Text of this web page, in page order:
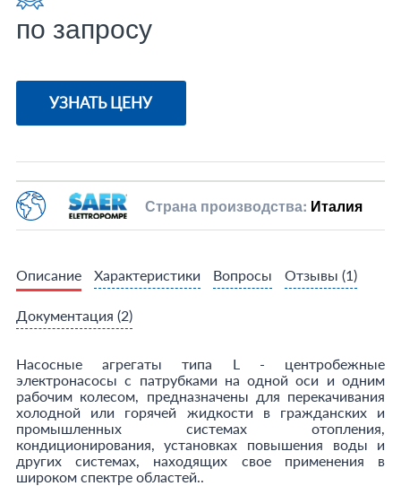
по запросу
УЗНАТЬ ЦЕНУ
Страна производства: Италия
Описание Характеристики Вопросы Отзывы (1)
Документация (2)
Насосные агрегаты типа L - центробежные
электронасосы с патрубками на одной оси и одним
рабочим колесом, предназначены для перекачивания
холодной или горячей жидкости в гражданских и
промышленных системах отопления,
кондиционирования, установках повышения воды и
других системах, находящих свое применения в
широком спектре областей..